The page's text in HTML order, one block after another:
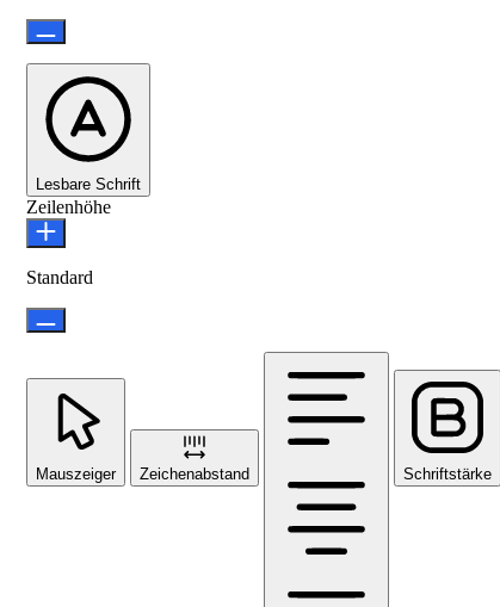
Lesbare Schrift
Zeilenhöhe
Standard
Mauszeiger Zeichenabstand Schriftstärke